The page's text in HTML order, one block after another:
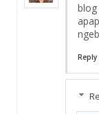
Reply